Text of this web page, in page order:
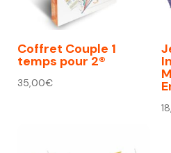
Coffret Couple 1
temps pour 2®
35,00€